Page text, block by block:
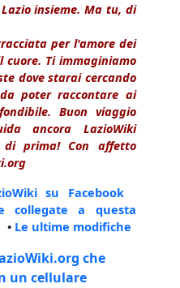
insieme. Ma tu, di
per l'amore dei
cuore. Ti immaginiamo
dove starai cercando
poter raccontare ai
Buon viaggio
ancora LazioWiki
prima! Con affetto
su Facebook
collegate a questa
• Le ultime modifiche
che
un cellulare